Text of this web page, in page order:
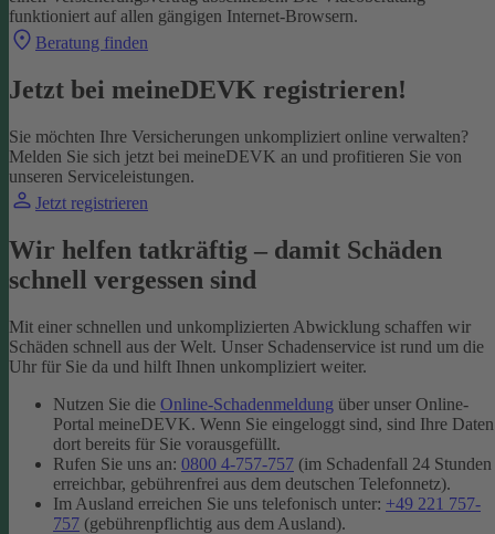
funktioniert auf allen gängigen Internet-Browsern.
Beratung finden
Jetzt bei meineDEVK registrieren!
Sie möchten Ihre Versicherungen unkompliziert online verwalten?
Melden Sie sich jetzt bei meineDEVK an und profitieren Sie von
unseren Serviceleistungen.
Jetzt registrieren
Wir helfen tatkräftig – damit Schäden
schnell vergessen sind
Mit einer schnellen und unkomplizierten Abwicklung schaffen wir
Schäden schnell aus der Welt. Unser Schadenservice ist rund um die
Uhr für Sie da und hilft Ihnen unkompliziert weiter.
Nutzen Sie die Online-Schadenmeldung über unser Online-
Portal meineDEVK. Wenn Sie eingeloggt sind, sind Ihre Daten
dort bereits für Sie vorausgefüllt.
Rufen Sie uns an: 0800 4-757-757 (im Schadenfall 24 Stunden
erreichbar, gebührenfrei aus dem deutschen Telefonnetz).
Im Ausland erreichen Sie uns telefonisch unter: +49 221 757-
757 (gebührenpflichtig aus dem Ausland).